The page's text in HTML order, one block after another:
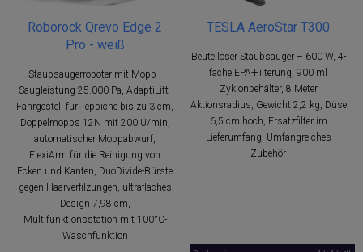
Roborock Qrevo Edge 2
Pro - weiß
Staubsaugerroboter mit Mopp -
Saugleistung 25.000 Pa, AdaptiLift-
Fahrgestell für Teppiche bis zu 3 cm,
Doppelmopps 12N mit 200 U/min,
automatischer Moppabwurf,
FlexiArm für die Reinigung von
Ecken und Kanten, DuoDivide-Bürste
gegen Haarverfilzungen, ultraflaches
Design 7,98 cm,
Multifunktionsstation mit 100°C-
Waschfunktion
TESLA AeroStar T300
Beutelloser Staubsauger – 600 W, 4-
fache EPA-Filterung, 900 ml
Zyklonbehälter, 8 Meter
Aktionsradius, Gewicht 2,2 kg, Düse
6,5 cm hoch, Ersatzfilter im
Lieferumfang, Umfangreiches
Zubehör